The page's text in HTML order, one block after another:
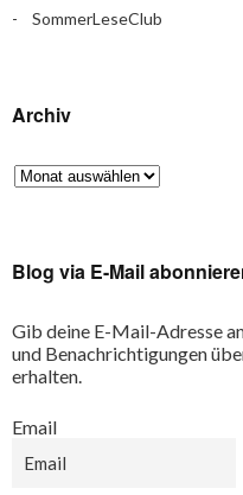
SommerLeseClub
Archiv
Blog via E-Mail
Gib deine E-Mail-Adresse
und Benachrichtigungen
erhalten.
Email